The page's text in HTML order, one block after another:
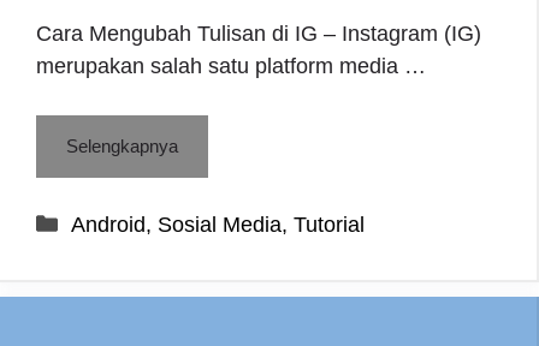
Cara Mengubah Tulisan di IG – Instagram (IG)
merupakan salah satu platform media …
Selengkapnya
Categories
Android, Sosial Media, Tutorial